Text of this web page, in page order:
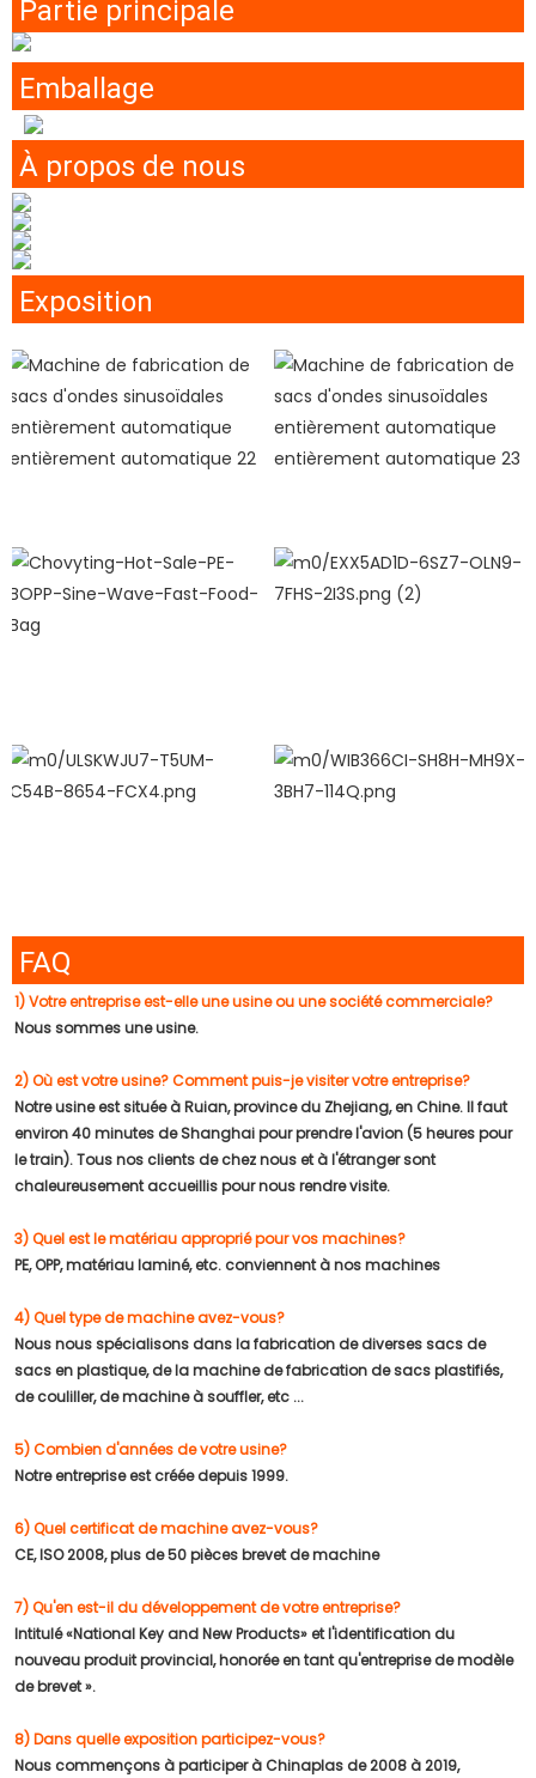
Partie principale
Emballage
À propos de nous
Exposition
FAQ
1) Votre entreprise est-elle une usine ou une société commerciale?
Nous sommes une usine.
2) Où est votre usine? Comment puis-je visiter votre entreprise?
Notre usine est située à Ruian, province du Zhejiang, en Chine. Il faut
environ 40 minutes de Shanghai pour prendre l'avion (5 heures pour
le train). Tous nos clients de chez nous et à l'étranger sont
chaleureusement accueillis pour nous rendre visite.
3) Quel est le matériau approprié pour vos machines?
PE, OPP, matériau laminé, etc. conviennent à nos machines
4) Quel type de machine avez-vous?
Nous nous spécialisons dans la fabrication de diverses sacs de
sacs en plastique, de la machine de fabrication de sacs plastifiés,
de couliller, de machine à souffler, etc ...
5) Combien d'années de votre usine?
Notre entreprise est créée depuis 1999.
6) Quel certificat de machine avez-vous?
CE, ISO 2008, plus de 50 pièces brevet de machine
7) Qu'en est-il du développement de votre entreprise?
Intitulé «National Key and New Products» et l'identification du
nouveau produit provincial, honorée en tant qu'entreprise de modèle
de brevet ».
8) Dans quelle exposition participez-vous?
Nous commençons à participer à Chinaplas de 2008 à 2019,